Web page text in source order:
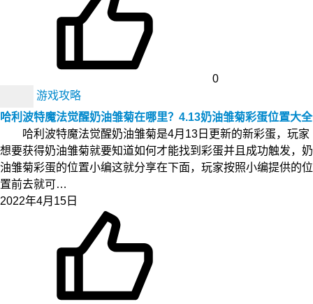
0
游戏攻略
哈利波特魔法觉醒奶油雏菊在哪里？4.13奶油雏菊彩蛋位置大全
哈利波特魔法觉醒奶油雏菊是4月13日更新的新彩蛋，玩家
想要获得奶油雏菊就要知道如何才能找到彩蛋并且成功触发，奶
油雏菊彩蛋的位置小编这就分享在下面，玩家按照小编提供的位
置前去就可…
2022年4月15日